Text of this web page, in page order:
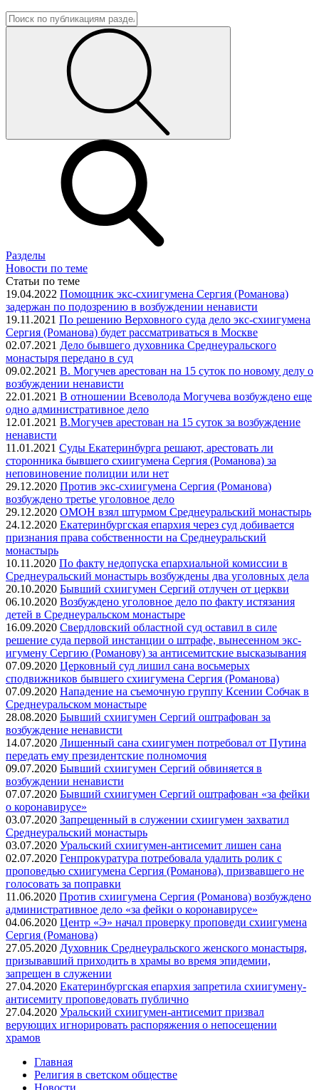
Разделы
Новости по теме
Статьи по теме
19.04.2022 Помощник экс-схиигумена Сергия (Романова)
задержан по подозрению в возбуждении ненависти
19.11.2021 По решению Верховного суда дело экс-схиигумена
Сергия (Романова) будет рассматриваться в Москве
02.07.2021 Дело бывшего духовника Среднеуральского
монастыря передано в суд
09.02.2021 В. Могучев арестован на 15 суток по новому делу о
возбуждении ненависти
22.01.2021 В отношении Всеволода Могучева возбуждено еще
одно административное дело
12.01.2021 В.Могучев арестован на 15 суток за возбуждение
ненависти
11.01.2021 Суды Екатеринбурга решают, арестовать ли
сторонника бывшего схиигумена Сергия (Романова) за
неповиновение полиции или нет
29.12.2020 Против экс-схиигумена Сергия (Романова)
возбуждено третье уголовное дело
29.12.2020 ОМОН взял штурмом Среднеуральский монастырь
24.12.2020 Екатеринбургская епархия через суд добивается
признания права собственности на Среднеуральский
монастырь
10.11.2020 По факту недопуска епархиальной комиссии в
Среднеуральский монастырь возбуждены два уголовных дела
20.10.2020 Бывший схиигумен Сергий отлучен от церкви
06.10.2020 Возбуждено уголовное дело по факту истязания
детей в Среднеуральском монастыре
16.09.2020 Свердловский областной суд оставил в силе
решение суда первой инстанции о штрафе, вынесенном экс-
игумену Сергию (Романову) за антисемитские высказывания
07.09.2020 Церковный суд лишил сана восьмерых
сподвижников бывшего схиигумена Сергия (Романова)
07.09.2020 Нападение на съемочную группу Ксении Собчак в
Среднеуральском монастыре
28.08.2020 Бывший схиигумен Сергий оштрафован за
возбуждение ненависти
14.07.2020 Лишенный сана схиигумен потребовал от Путина
передать ему президентские полномочия
09.07.2020 Бывший схиигумен Сергий обвиняется в
возбуждении ненависти
07.07.2020 Бывший схиигумен Сергий оштрафован «за фейки
о коронавирусе»
03.07.2020 Запрещенный в служении схиигумен захватил
Среднеуральский монастырь
03.07.2020 Уральский схиигумен-антисемит лишен сана
02.07.2020 Генпрокуратура потребовала удалить ролик с
проповедью схиигумена Сергия (Романова), призвавшего не
голосовать за поправки
11.06.2020 Против схиигумена Сергия (Романова) возбуждено
административное дело «за фейки о коронавирусе»
04.06.2020 Центр «Э» начал проверку проповеди схиигумена
Сергия (Романова)
27.05.2020 Духовник Среднеуральского женского монастыря,
призывавший приходить в храмы во время эпидемии,
запрещен в служении
27.04.2020 Екатеринбургская епархия запретила схиигумену-
антисемиту проповедовать публично
27.04.2020 Уральский схиигумен-антисемит призвал
верующих игнорировать распоряжения о непосещении
храмов
Главная
Религия в светском обществе
Новости